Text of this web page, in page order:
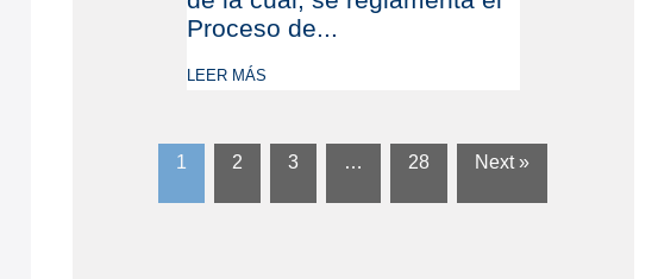
Proceso de...
LEER MÁS
1 2 3 … 28 Next »